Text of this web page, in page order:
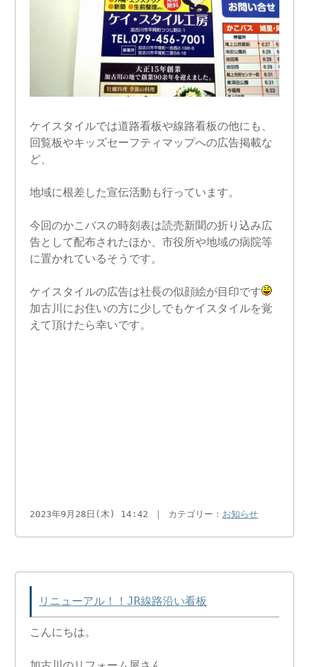
ケイスタイルでは道路看板や線路看板の他にも、
回覧板やキッズセーフティマップへの広告掲載な
ど、
地域に根差した宣伝活動も行っています。
今回のかこバスの時刻表は読売新聞の折り込み広
告として配布されたほか、市役所や地域の病院等
に置かれているそうです。
ケイスタイルの広告は社長の似顔絵が目印です
加古川にお住いの方に少しでもケイスタイルを覚
えて頂けたら幸いです。
2023年9月28日(木) 14:42 ｜ カテゴリー： お知らせ
リニューアル！！JR線路沿い看板
こんにちは。